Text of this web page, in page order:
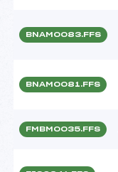
BNAM0083.FFS
BNAM0081.FFS
FMBM0035.FFS